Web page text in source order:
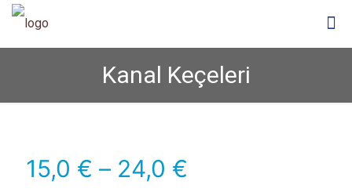
Kanal Keçeleri
15,0 € – 24,0 €